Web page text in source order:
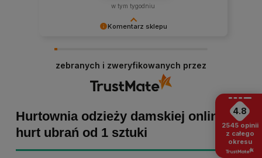
Komentarz sklepu
skrzydeł, dlatego tym bardziej cieszymy się, że
zakup przebiegł pomyślnie. Obiecujemy
utrzymać dobrą passę - zapraszamy ponownie! :)
w tym tygodniu
zebranych i zweryfikowanych przez
Hurtownia odzieży damskiej online -
hurt ubrań od 1 sztuki
4.8
2545 opinii
z całego
okresu